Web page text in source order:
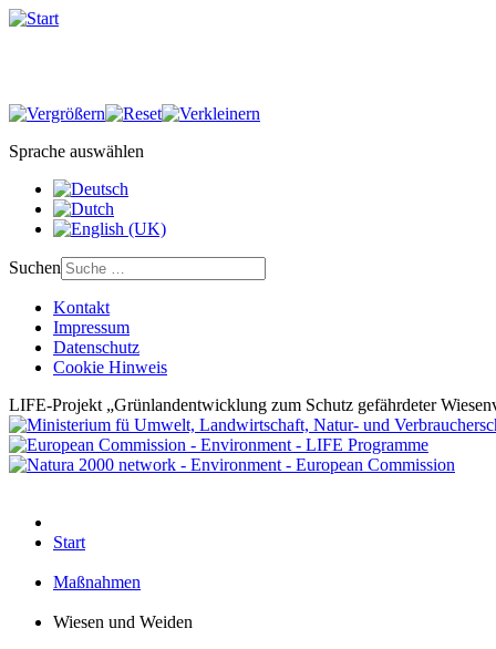
Sprache auswählen
Suchen
Kontakt
Impressum
Datenschutz
Cookie Hinweis
LIFE-Projekt „Grünlandentwicklung zum Schutz gefährdeter
Start
Maßnahmen
Wiesen und Weiden